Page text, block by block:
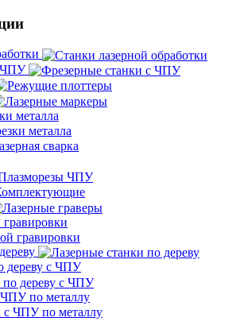
ЧПУ
металла
дереву с ЧПУ
по металлу